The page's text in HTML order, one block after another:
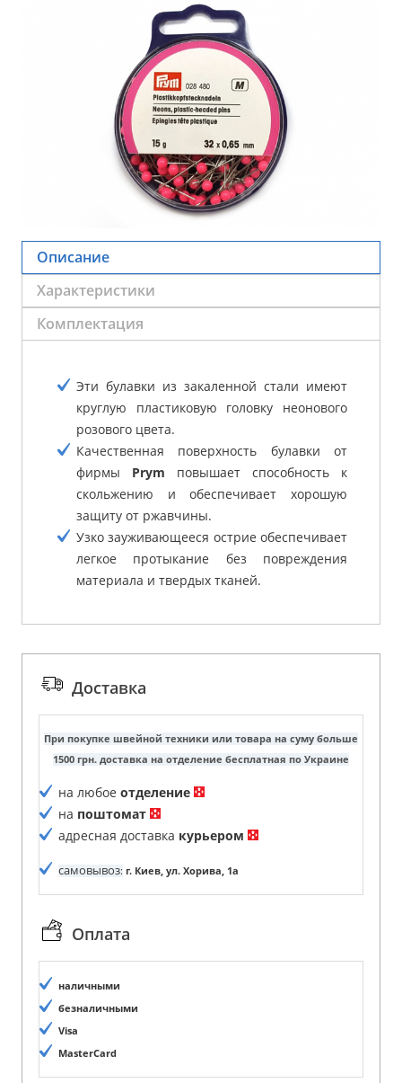
Описание
Характеристики
Комплектация
Эти булавки из закаленной стали имеют
круглую пластиковую головку неонового
розового цвета.
Качественная поверхность булавки от
фирмы Prym повышает способность к
скольжению и обеспечивает хорошую
защиту от ржавчины.
Узко зауживающееся острие обеспечивает
легкое протыкание без повреждения
материала и твердых тканей.
Доставка
При покупке швейной техники или товара на суму больше
1500 грн. доставка на отделение бесплатная по Украине
на любое отделение
на поштомат
адресная доставка курьером
самовывоз: г. Киев, ул. Хорива, 1а
Оплата
наличными
безналичными
Visa
MasterCard